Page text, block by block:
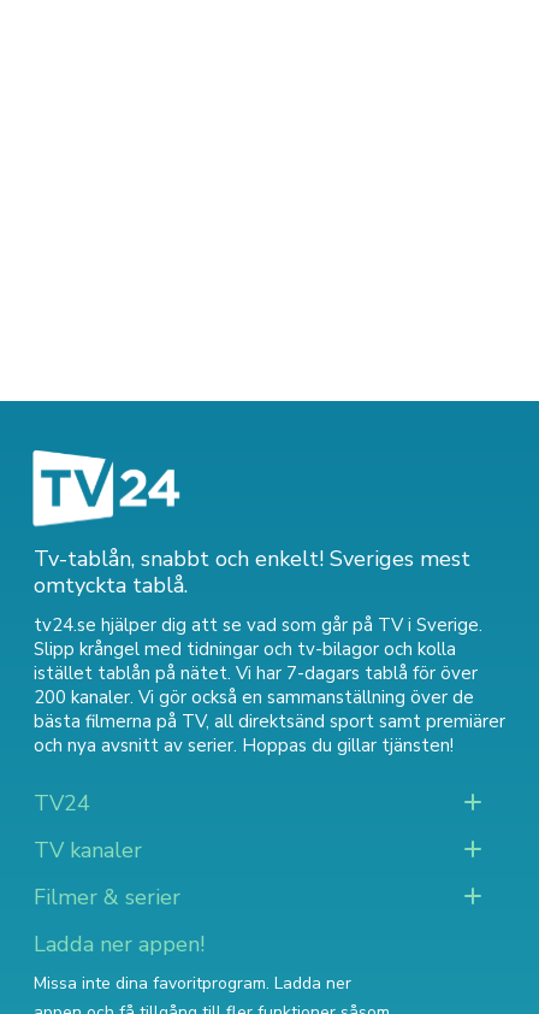
Tv-tablån, snabbt och enkelt! Sveriges mest
omtyckta tablå.
tv24.se hjälper dig att se vad som går på TV i Sverige.
Slipp krångel med tidningar och tv-bilagor och kolla
istället tablån på nätet. Vi har 7-dagars tablå för över
200 kanaler. Vi gör också en sammanställning över de
bästa filmerna på TV, all direktsänd sport samt premiärer
och nya avsnitt av serier. Hoppas du gillar tjänsten!
TV24
TV kanaler
Filmer & serier
Ladda ner appen!
Missa inte dina favoritprogram. Ladda ner